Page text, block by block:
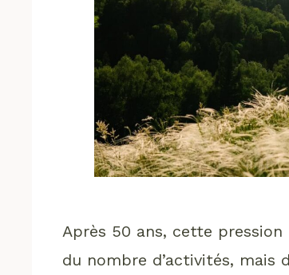
Après 50 ans, cette
du nombre d’activités, mais